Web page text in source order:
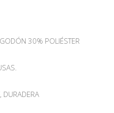
30% POLIÉSTER
DURADERA